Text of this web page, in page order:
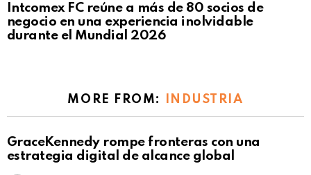
Intcomex FC reúne a más de 80 socios de
negocio en una experiencia inolvidable
durante el Mundial 2026
MORE FROM: INDUSTRIA
GraceKennedy rompe fronteras con una
estrategia digital de alcance global